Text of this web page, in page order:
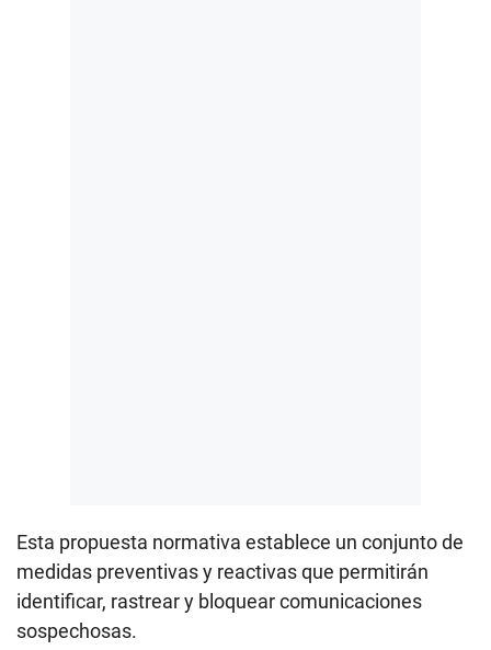
Esta propuesta normativa establece un conjunto de
medidas preventivas y reactivas que permitirán
identificar, rastrear y bloquear comunicaciones
sospechosas.